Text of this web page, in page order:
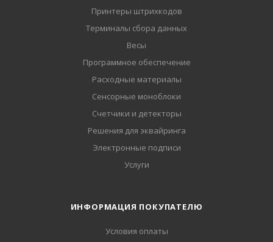
Принтеры штрихкодов
Терминалы сбора данных
Весы
Программное обеспечение
Расходные материалы
Сенсорные моноблоки
Счетчики и детекторы
Решения для эквайринга
Электронные подписи
Услуги
ИНФОРМАЦИЯ ПОКУПАТЕЛЮ
Условия оплаты